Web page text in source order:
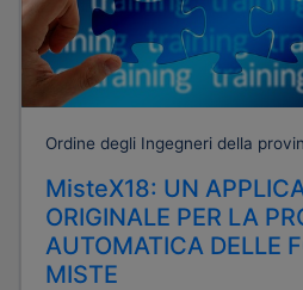
Ordine degli Ingegneri della
MisteX18: UN
ORIGINALE PER LA
AUTOMATICA DELLE
MISTE